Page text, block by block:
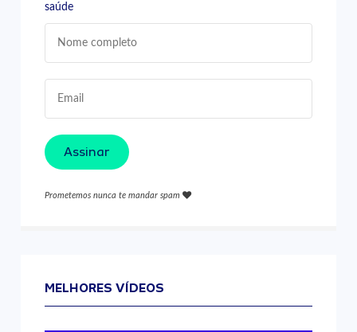
saúde
Assinar
Prometemos nunca te mandar spam
MELHORES VÍDEOS